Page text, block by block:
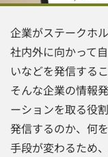
企業がステークホ
社内外に向かって
いなどを発信する
そんな企業の情報
ーションを取る役
発信するのか、何
手段が変わるため